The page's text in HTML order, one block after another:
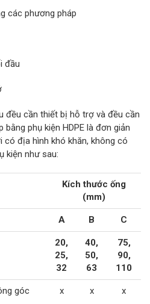
các phương pháp
đầu
đều cần thiết bị hỗ trợ và đều cần
phụ kiện HDPE là đơn giản
có địa hình khó khăn, không có
kiện như sau:
Kích thước ống
(mm)
A B C
20,
25,
32
40,
50,
63
75,
90,
110
góc
x x x